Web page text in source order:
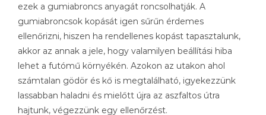
ezek a gumiabroncs anyagát roncsolhatják. A
gumiabroncsok kopását igen sűrűn érdemes
ellenőrizni, hiszen ha rendellenes kopást tapasztalunk,
akkor az annak a jele, hogy valamilyen beállítási hiba
lehet a futómű környékén. Azokon az utakon ahol
számtalan gödör és kő is megtalálható, igyekezzünk
lassabban haladni és mielőtt újra az aszfaltos útra
hajtunk, végezzünk egy ellenőrzést.